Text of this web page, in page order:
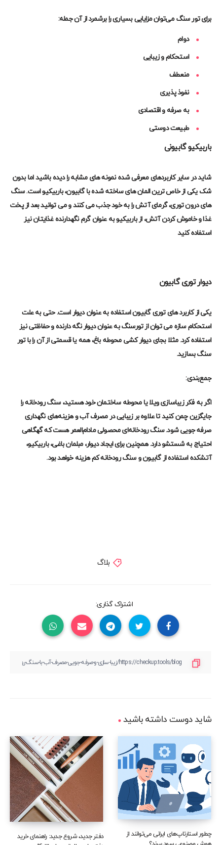
برای تور سنگ می‌توان مزایایی بسیاری را برشمرد از آن جمله:
دوام
استحکام و زیبایی
منعطف
نفوذ پذیری
به صرفه و اقتصادی
طبیعت دوستی
باربیکیو گابیونی
شاید در سایر کاربردهای معرفی شده نمونه های مشابه را دیده باشید اما بدون
شک یکی از خاص ترین المان های ساخته شده با گابیون، باربیکیو است. سنگ
های درون توری، گرمای آتش را به خود جذب می کنند و می توانید بعد از پخت
غذا و خاموش کردن آتش، از باربیکیو به عنوان گرم نگهدارنده غذایتان نیز
استفاده کنید
دیوار توری گابیون
یکی از کاربرد های توری گابیون استفاده به عنوان دیوار است. حتی به علت
استحکام سازه می توان از تورسنگ به عنوان دیوار نگه دارنده و حفاظتی نیز
استفاده کرد. مثلا بجای دیوار کشی محوطه باغ، همه یا قسمتی از آن را با تور
سنگ بسازید.
جمع‌بندی:
اگر به فکر زیباسازی ویلا یا محوطه ساختمان خود هستید، سنگ رودخانه را
جایگزین چمن کنید تا علاوه بر زیبایی در مصرف آب و هزینه‌های نگهداری
صرفه جویی شود. سنگ رودخانه‌ای محصولی مادام‌العمر هست که گهگاهی
احتیاج به شستشو دارد. همچنین برای ایجاد دیوار، مبلمان باغی، باربیکیو،
آتشکده استفاده از گابیون و سنگ رودخانه کم هزینه خواهد بود.
بلاگ
اشتراک گذاری:
شاید دوست داشته باشید
چطور استارتاپ‌های ایرانی می‌توانند از
دفتر جدید، شروع جدید: راهنمای خرید